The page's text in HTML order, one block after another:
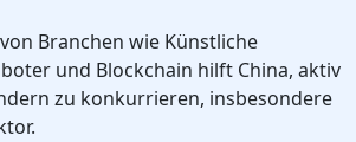
Branchen wie Künstliche
und Blockchain hilft China, aktiv
zu konkurrieren, insbesondere